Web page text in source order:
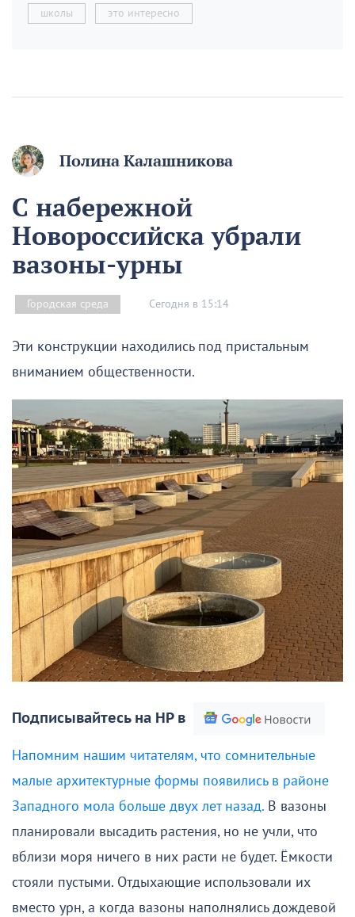
школы это интересно
Полина Калашникова
С набережной
Новороссийска убрали
вазоны-урны
Городская среда Сегодня в 15:14
Эти конструкции находились под пристальным
вниманием общественности.
Подписывайтесь на НР в
Напомним нашим читателям, что сомнительные
малые архитектурные формы появились в районе
Западного мола больше двух лет назад. В вазоны
планировали высадить растения, но не учли, что
вблизи моря ничего в них расти не будет. Ёмкости
стояли пустыми. Отдыхающие использовали их
вместо урн, а когда вазоны наполнялись дождевой